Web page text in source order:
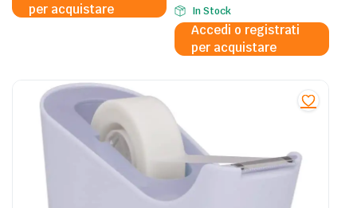
per acquistare
In Stock
Accedi o registrati
per acquistare